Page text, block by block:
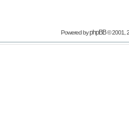
Powered byphpBB© 2001,